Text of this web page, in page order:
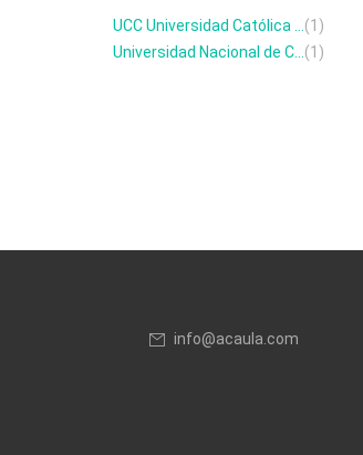
UCC Universidad Católica ... (1)
Universidad Nacional de C... (1)
info@acaula.com